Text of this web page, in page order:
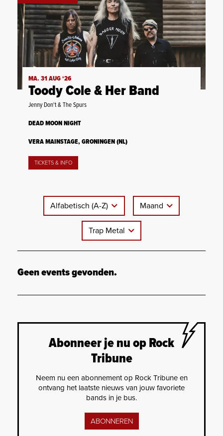
MA. 31 AUG ‘26
Toody Cole & Her Band
Jenny Don't & The Spurs
DEAD MOON NIGHT
VERA MAINSTAGE, GRONINGEN (NL)
TICKETS & INFO
Alfabetisch (A-Z) Maand
Trap Metal
Geen events gevonden.
Abonneer je nu op Rock
Tribune
Neem nu een abonnement op Rock Tribune en
ontvang het laatste nieuws van jouw favoriete
bands in je bus.
ABONNEREN